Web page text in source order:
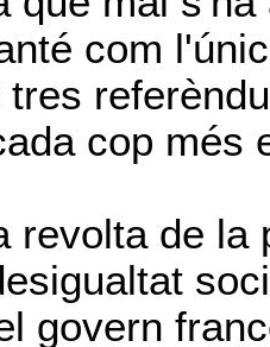
com
cop més
revolta de la
govern